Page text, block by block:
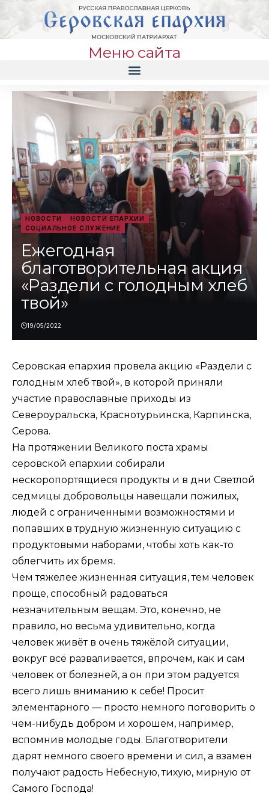
Меню сайта
НОВОСТИ
НОВОСТИ ЕПАРХИИ
СОЦИАЛЬНОЕ СЛУЖЕНИЕ
Ежегодная
благотворительная акция
«Раздели с голодным хлеб
твой»
19/05/2022
Серовская епархия провела акцию «Раздели с
голодным хлеб твой», в которой приняли
участие православные приходы из
Североуральска, Краснотурьинска, Карпинска,
Серова.
На протяжении Великого поста храмы
серовской епархии собирали
нескоропортящиеся продукты и в дни Светлой
седмицы добровольцы навещали пожилых,
людей с ограниченными возможностями и
попавших в трудную жизненную ситуацию с
продуктовыми наборами, чтобы хоть как-то
облегчить их бремя.
Чем тяжелее жизненная ситуация, тем человек
проще, способный радоваться
незначительным вещам. Это, конечно, не
правило, но весьма удивительно, когда
человек живёт в очень тяжёлой ситуации,
вокруг всё разваливается, впрочем, как и сам
человек от болезней, а он при этом радуется
всего лишь вниманию к себе! Просит
элементарного — просто немного поговорить о
чем-нибудь добром и хорошем, например,
вспомнив молодые годы. Благотворители
дарят немного своего времени и сил, а взамен
получают радость Небесную, тихую, мирную от
Самого Господа!